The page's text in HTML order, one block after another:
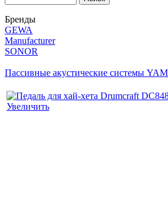
Бренды
GEWA
Manufacturer
SONOR
Пассивные акустические системы
Увеличить